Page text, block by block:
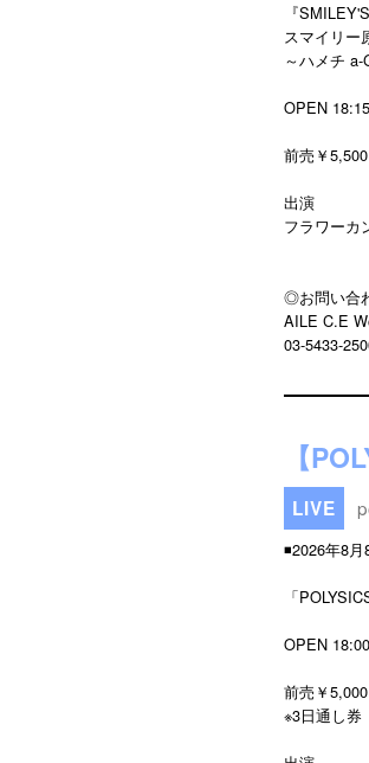
『
スマイリー
～ハメチ
OPEN
前売￥
出演
フラワーカ
◎お問い合
AILE C.E
03-5433-
【
LIVE
◾️2026年8
「
OPEN
前売￥
※3日通し